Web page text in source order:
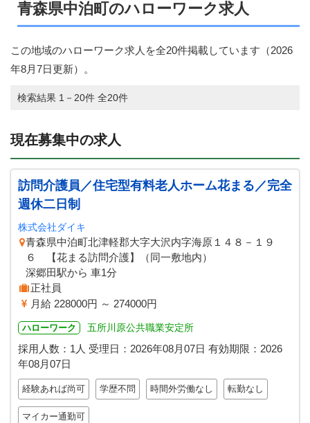
青森県中泊町のハローワーク求人
この地域のハローワーク求人を全20件掲載しています（2026
年8月7日更新）。
検索結果 1－20件 全20件
現在募集中の求人
訪問介護員／住宅型有料老人ホーム花まる／完全
週休二日制
株式会社ダイキ
青森県中泊町北津軽郡大字大沢内字海原１４８－１９
６ 【花まる訪問介護】（同一敷地内）
深郷田駅から 車1分
正社員
月給 228000円 ～ 274000円
ハローワーク 五所川原公共職業安定所
採用人数：1人 受理日： 2026年08月07日 有効期限： 2026
年08月07日
経験あれば尚可 学歴不問 時間外労働なし 転勤なし
マイカー通勤可